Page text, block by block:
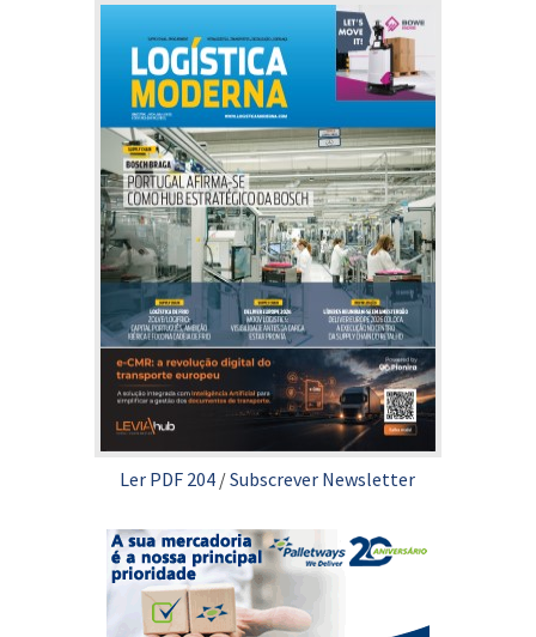
Ler PDF 204 /Subscrever Newsletter